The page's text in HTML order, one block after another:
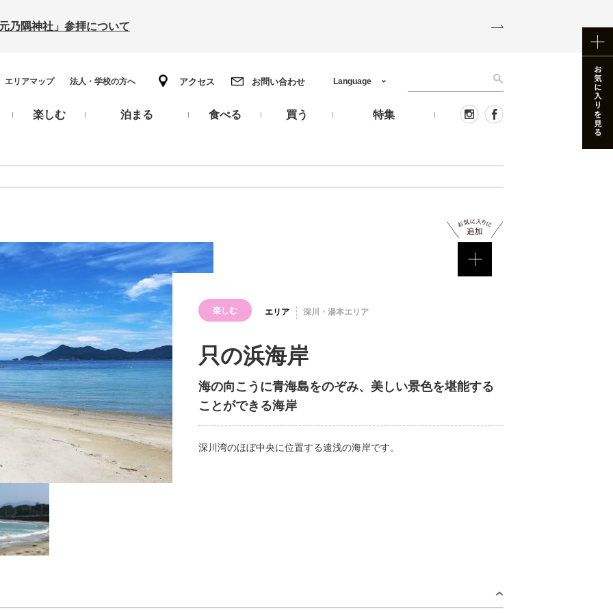
乃隅神社」参拝について
エリアマップ 法人・学校の方へ アクセス お問い合わせ
楽しむ 泊まる 食べる 買う 特集
Language
楽しむ エリア 深川・湯本エリア
只の浜海岸
海の向こうに青海島をのぞみ、美しい景色を堪能する
ことができる海岸
深川湾のほぼ中央に位置する遠浅の海岸です。